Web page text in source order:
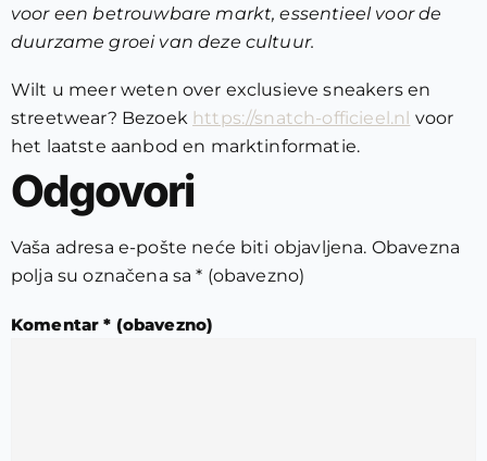
voor een betrouwbare markt, essentieel voor de
duurzame groei van deze cultuur.
Wilt u meer weten over exclusieve sneakers en
streetwear? Bezoek https://snatch-officieel.nl voor
het laatste aanbod en marktinformatie.
Odgovori
Vaša adresa e-pošte neće biti objavljena. Obavezna
polja su označena sa* (obavezno)
Komentar* (obavezno)